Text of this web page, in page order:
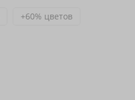
+60% цветов